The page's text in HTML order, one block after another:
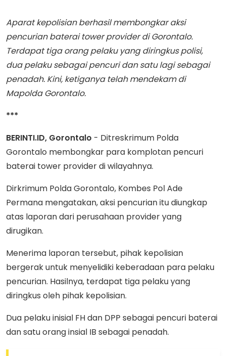
Aparat kepolisian berhasil membongkar aksi
pencurian baterai tower provider di Gorontalo.
Terdapat tiga orang pelaku yang diringkus polisi,
dua pelaku sebagai pencuri dan satu lagi sebagai
penadah. Kini, ketiganya telah mendekam di
Mapolda Gorontalo.
***
BERINTI.ID, Gorontalo - Ditreskrimum Polda
Gorontalo membongkar para komplotan pencuri
baterai tower provider di wilayahnya.
Dirkrimum Polda Gorontalo, Kombes Pol Ade
Permana mengatakan, aksi pencurian itu diungkap
atas laporan dari perusahaan provider yang
dirugikan.
Menerima laporan tersebut, pihak kepolisian
bergerak untuk menyelidiki keberadaan para pelaku
pencurian. Hasilnya, terdapat tiga pelaku yang
diringkus oleh pihak kepolisian.
Dua pelaku inisial FH dan DPP sebagai pencuri baterai
dan satu orang insial IB sebagai penadah.